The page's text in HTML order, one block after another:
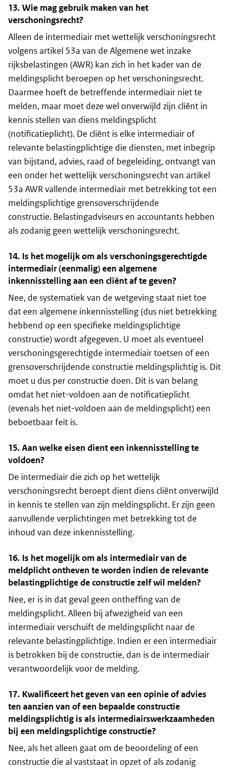
13. Wie mag gebruik maken van het
verschoningsrecht?
Alleen de intermediair met wettelijk verschoningsrecht
volgens artikel 53a van de Algemene wet inzake
rijksbelastingen (AWR) kan zich in het kader van de
meldingsplicht beroepen op het verschoningsrecht.
Daarmee hoeft de betreffende intermediair niet te
melden, maar moet deze wel onverwijld zijn cliënt in
kennis stellen van diens meldingsplicht
(notificatieplicht). De cliënt is elke intermediair of
relevante belastingplichtige die diensten, met inbegrip
van bijstand, advies, raad of begeleiding, ontvangt van
een onder het wettelijk verschoningsrecht van artikel
53a AWR vallende intermediair met betrekking tot een
meldingsplichtige grensoverschrijdende
constructie. Belastingadviseurs en accountants hebben
als zodanig geen wettelijk verschoningsrecht.
14. Is het mogelijk om als verschoningsgerechtigde
intermediair (eenmalig) een algemene
inkennisstelling aan een cliënt af te geven?
Nee, de systematiek van de wetgeving staat niet toe
dat een algemene inkennisstelling (dus niet betrekking
hebbend op een specifieke meldingsplichtige
constructie) wordt afgegeven. U moet als eventueel
verschoningsgerechtigde intermediair toetsen of een
grensoverschrijdende constructie meldingsplichtig is. Dit
moet u dus per constructie doen. Dit is van belang
omdat het niet-voldoen aan de notificatieplicht
(evenals het niet-voldoen aan de meldingsplicht) een
beboetbaar feit is.
15. Aan welke eisen dient een inkennisstelling te
voldoen?
De intermediair die zich op het wettelijk
verschoningsrecht beroept dient diens cliënt onverwijld
in kennis te stellen van zijn meldingsplicht. Er zijn geen
aanvullende verplichtingen met betrekking tot de
inhoud van deze inkennisstelling.
16. Is het mogelijk om als intermediair van de
meldplicht ontheven te worden indien de relevante
belastingplichtige de constructie zelf wil melden?
Nee, er is in dat geval geen ontheffing van de
meldingsplicht. Alleen bij afwezigheid van een
intermediair verschuift de meldingsplicht naar de
relevante belastingplichtige. Indien er een intermediair
is betrokken bij de constructie, dan is de intermediair
verantwoordelijk voor de melding.
17. Kwalificeert het geven van een opinie of advies
ten aanzien van of een bepaalde constructie
meldingsplichtig is als intermediairswerkzaamheden
bij een meldingsplichtige constructie?
Nee, als het alleen gaat om de beoordeling of een
constructie die al vaststaat in opzet of als zodanig